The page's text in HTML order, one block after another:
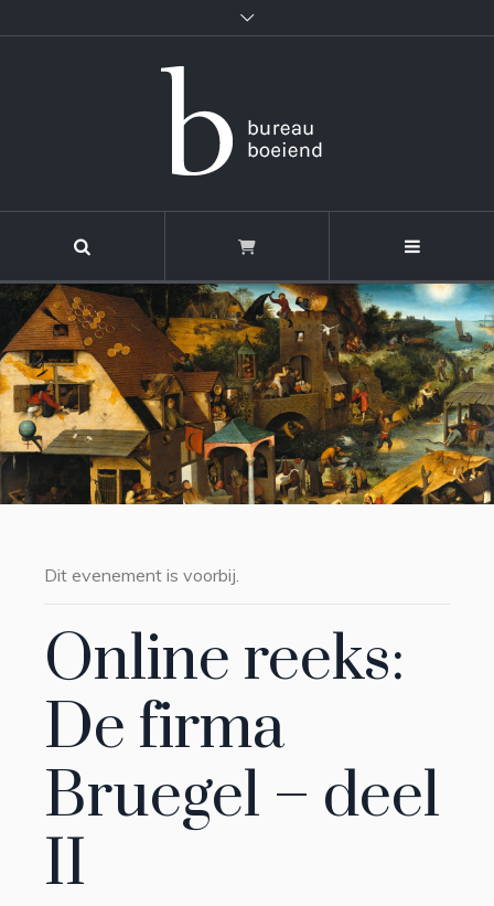
Dit evenement is voorbij.
Online reeks:
De firma
Bruegel – deel
II